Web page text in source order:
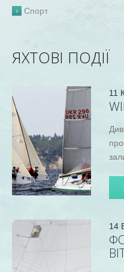
Спорт
ЯХТОВІ ПОДІЇ
11
14